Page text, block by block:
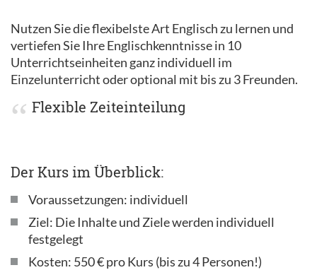
Nutzen Sie die flexibelste Art Englisch zu lernen und
vertiefen Sie Ihre Englischkenntnisse in 10
Unterrichtseinheiten ganz individuell im
Einzelunterricht oder optional mit bis zu 3 Freunden.
Flexible Zeiteinteilung
Der Kurs im Überblick:
Voraussetzungen: individuell
Ziel: Die Inhalte und Ziele werden individuell
festgelegt
Kosten: 550 € pro Kurs (bis zu 4 Personen!)